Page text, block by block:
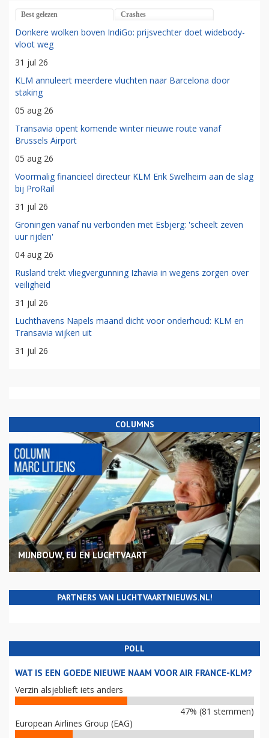
Best gelezen Crashes
Donkere wolken boven IndiGo: prijsvechter doet widebody-
vloot weg
31 jul 26
KLM annuleert meerdere vluchten naar Barcelona door
staking
05 aug 26
Transavia opent komende winter nieuwe route vanaf
Brussels Airport
05 aug 26
Voormalig financieel directeur KLM Erik Swelheim aan de slag
bij ProRail
31 jul 26
Groningen vanaf nu verbonden met Esbjerg: 'scheelt zeven
uur rijden'
04 aug 26
Rusland trekt vliegvergunning Izhavia in wegens zorgen over
veiligheid
31 jul 26
Luchthavens Napels maand dicht voor onderhoud: KLM en
Transavia wijken uit
31 jul 26
COLUMNS
MIJNBOUW, EU EN LUCHTVAART
PARTNERS VAN LUCHTVAARTNIEUWS.NL!
POLL
WAT IS EEN GOEDE NIEUWE NAAM VOOR AIR FRANCE-KLM?
Verzin alsjeblieft iets anders
47% (81 stemmen)
European Airlines Group (EAG)